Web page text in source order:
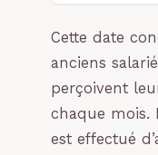
Cette date
anciens
perçoivent
chaque mois.
est effectué